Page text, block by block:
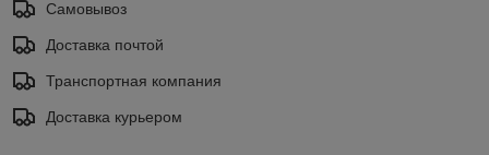
Самовывоз
Доставка почтой
Транспортная компания
Доставка курьером